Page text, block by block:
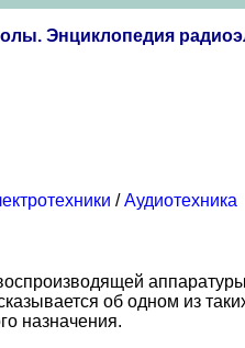
Энциклопедия
/Аудиотехника
об одном из
назначения.